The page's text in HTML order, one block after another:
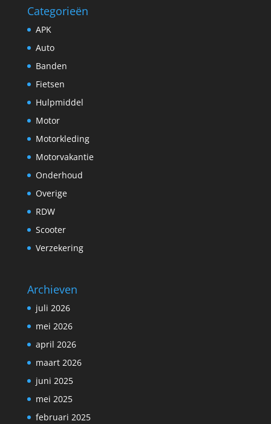
Categorieën
APK
Auto
Banden
Fietsen
Hulpmiddel
Motor
Motorkleding
Motorvakantie
Onderhoud
Overige
RDW
Scooter
Verzekering
Archieven
juli 2026
mei 2026
april 2026
maart 2026
juni 2025
mei 2025
februari 2025